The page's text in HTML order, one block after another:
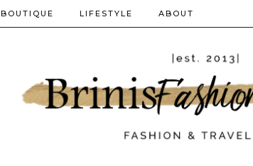
BOUTIQUE LIFESTYLE ABOUT